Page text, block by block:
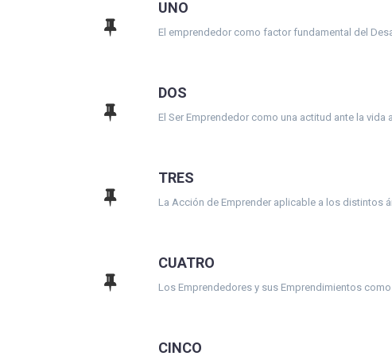
UNO
El emprendedor como factor fundamental del
DOS
El Ser Emprendedor como una actitud ante la
TRES
La Acción de Emprender aplicable a los distintos
CUATRO
Los Emprendedores y sus Emprendimientos
CINCO